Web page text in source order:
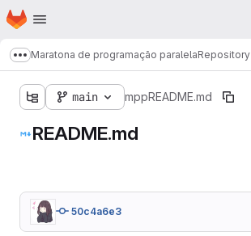
Skip to main content
Homepage
Show more breadcrumbs
Maratona de programação paralelaRepository
main mppREADME.md
README.md
50c4a6e3